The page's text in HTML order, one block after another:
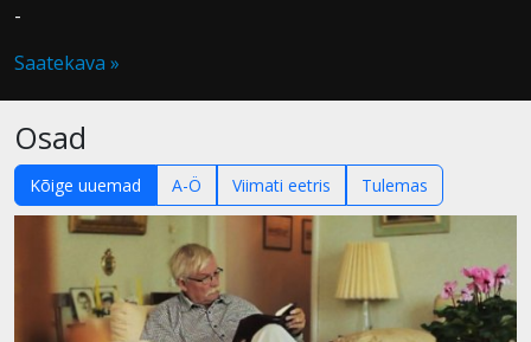
-
Saatekava »
Osad
Kõige uuemad A-Ö Viimati eetris Tulemas